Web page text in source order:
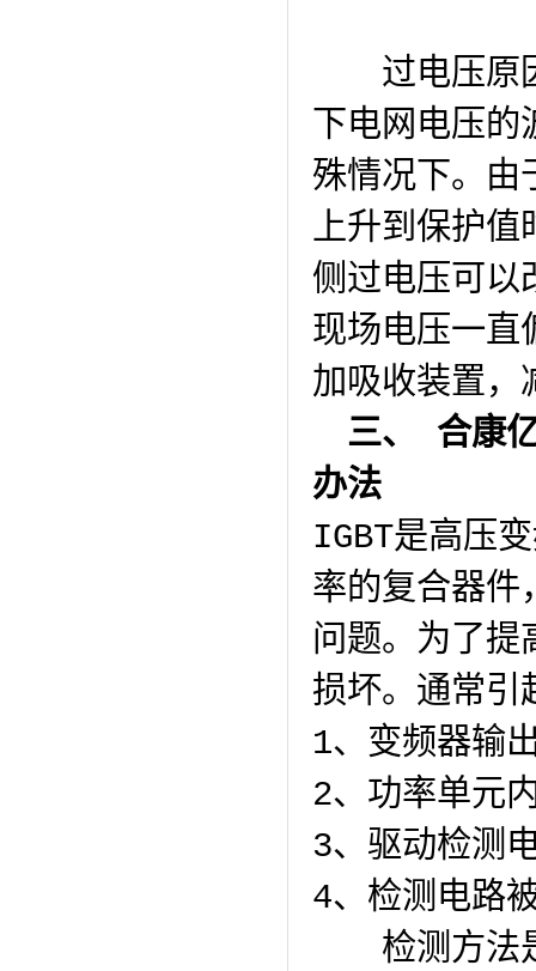
过电压原因
下电网电压
殊情况下。由
上升到保护值
侧过电压可以
现场电压一直
加吸收装置，
三、
合康
办法
IGBT是高压
率的复合器件
问题。为了提
损坏。通常
1、变频器
2、功率单
3、驱动检测
4、检测电路
检测方法是